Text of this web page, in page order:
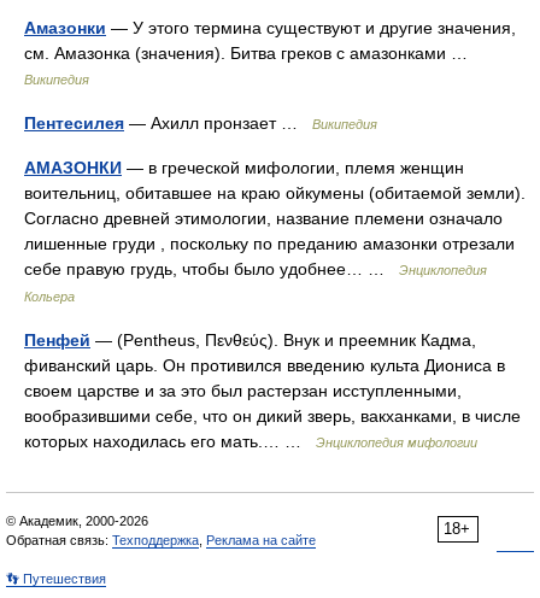
Амазонки — У этого термина существуют и другие значения,
см. Амазонка (значения). Битва греков с амазонками …
Википедия
Пентесилея — Ахилл пронзает … Википедия
АМАЗОНКИ — в греческой мифологии, племя женщин
воительниц, обитавшее на краю ойкумены (обитаемой земли).
Согласно древней этимологии, название племени означало
лишенные груди , поскольку по преданию амазонки отрезали
себе правую грудь, чтобы было удобнее… …
Энциклопедия
Кольера
Пенфей — (Pentheus, Πενθεύς). Внук и преемник Кадма,
фиванский царь. Он противился введению культа Диониса в
своем царстве и за это был растерзан исступленными,
вообразившими себе, что он дикий зверь, вакханками, в числе
которых находилась его мать.… …
Энциклопедия мифологии
18+
© Академик, 2000-2026
Обратная связь: Техподдержка Реклама на сайте
👣 Путешествия